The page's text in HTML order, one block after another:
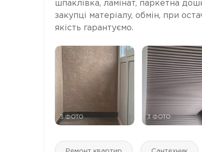
шпаклівка, ламінат, паркетна
закупці матеріалу, обмін, при
якість гарантуємо.
3 ФОТО 3 ФОТО